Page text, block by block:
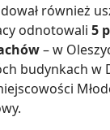
również
odnotowali 5
– w
budynkach w